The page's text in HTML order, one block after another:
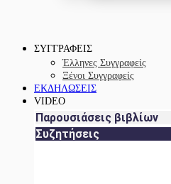
ΣΥΓΓΡΑΦΕΙΣ
Έλληνες Συγγραφείς
Ξένοι Συγγραφείς
ΕΚΔΗΛΩΣΕΙΣ
VIDEO
Παρουσιάσεις βιβλίων
Συζητήσεις